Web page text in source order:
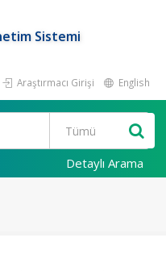
Sistemi
Araştırmacı Girişi English
Detaylı Arama